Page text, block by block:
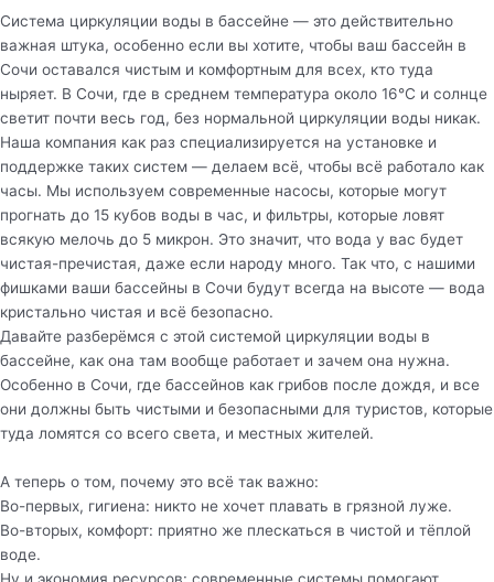
Система циркуляции воды в бассейне — это действительно
важная штука, особенно если вы хотите, чтобы ваш бассейн в
Сочи оставался чистым и комфортным для всех, кто туда
ныряет. В Сочи, где в среднем температура около 16°C и солнце
светит почти весь год, без нормальной циркуляции воды никак.
Наша компания как раз специализируется на установке и
поддержке таких систем — делаем всё, чтобы всё работало как
часы. Мы используем современные насосы, которые могут
прогнать до 15 кубов воды в час, и фильтры, которые ловят
всякую мелочь до 5 микрон. Это значит, что вода у вас будет
чистая-пречистая, даже если народу много. Так что, с нашими
фишками ваши бассейны в Сочи будут всегда на высоте — вода
кристально чистая и всё безопасно.
Давайте разберёмся с этой системой циркуляции воды в
бассейне, как она там вообще работает и зачем она нужна.
Особенно в Сочи, где бассейнов как грибов после дождя, и все
они должны быть чистыми и безопасными для туристов, которые
туда ломятся со всего света, и местных жителей.
А теперь о том, почему это всё так важно:
Во-первых, гигиена: никто не хочет плавать в грязной луже.
Во-вторых, комфорт: приятно же плескаться в чистой и тёплой
воде.